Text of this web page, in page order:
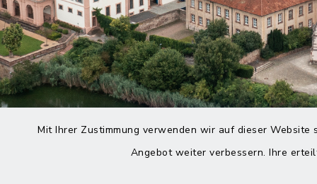
Mit Ihrer Zustimmung verwenden wir auf dieser
Angebot weiter verbessern. Ihre